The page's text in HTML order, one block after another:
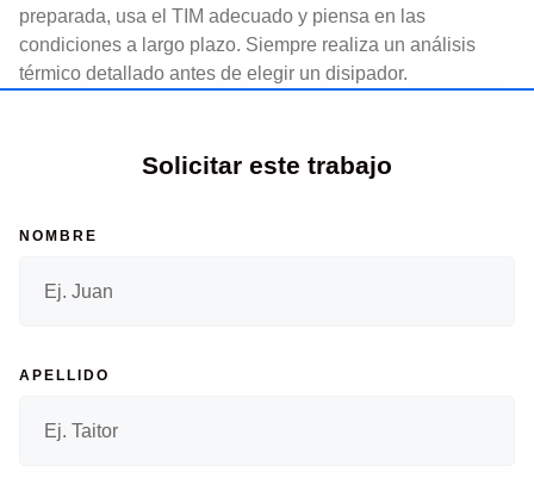
preparada, usa el TIM adecuado y piensa en las
condiciones a largo plazo. Siempre realiza un análisis
térmico detallado antes de elegir un disipador.
Solicitar este trabajo
NOMBRE
APELLIDO